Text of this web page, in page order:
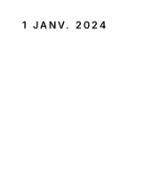
1 JANV. 2024